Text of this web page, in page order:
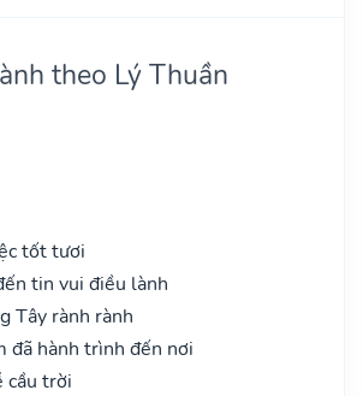
theo Lý Thuần
tốt tươi
tin vui điều lành
Tây rành rành
đã hành trình đến nơi
cầu trời